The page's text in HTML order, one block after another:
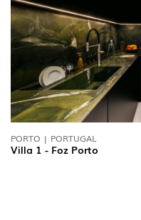
PORTO | PORTUGAL
Villa 1 - Foz Porto